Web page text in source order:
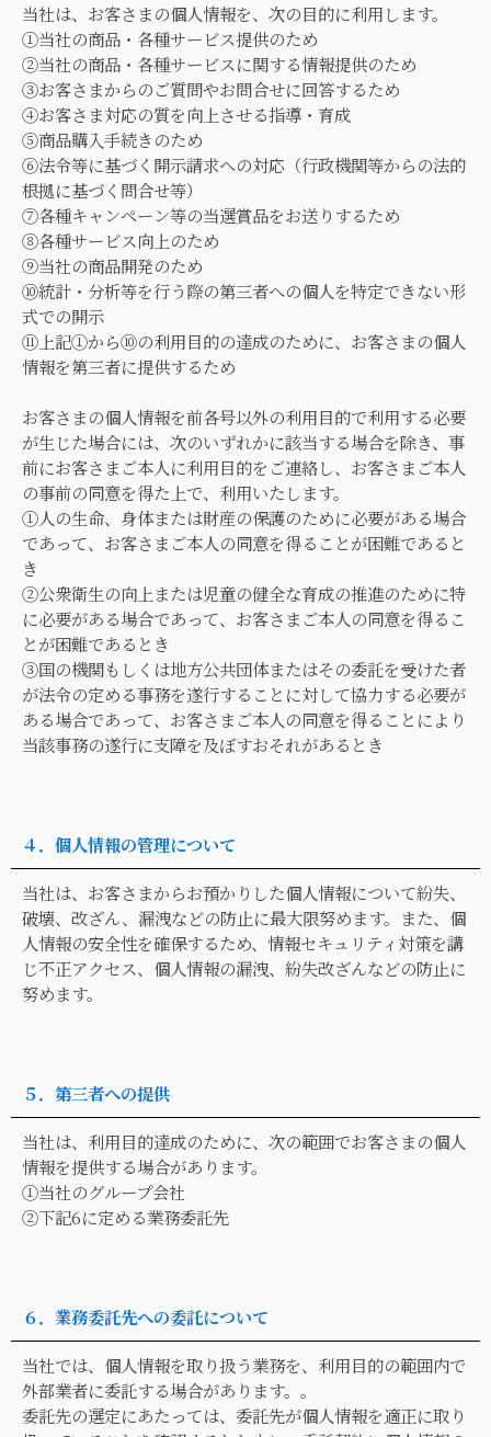
当社は、お客さまの個人情報を、次の目的に利用します。
①当社の商品・各種サービス提供のため
②当社の商品・各種サービスに関する情報提供のため
③お客さまからのご質問やお問合せに回答するため
④お客さま対応の質を向上させる指導・育成
⑤商品購入手続きのため
⑥法令等に基づく開示請求への対応（行政機関等からの法的
根拠に基づく問合せ等）
⑦各種キャンペーン等の当選賞品をお送りするため
⑧各種サービス向上のため
⑨当社の商品開発のため
⑩統計・分析等を行う際の第三者への個人を特定できない形
式での開示
⑪上記①から⑩の利用目的の達成のために、お客さまの個人
情報を第三者に提供するため
お客さまの個人情報を前各号以外の利用目的で利用する必要
が生じた場合には、次のいずれかに該当する場合を除き、事
前にお客さまご本人に利用目的をご連絡し、お客さまご本人
の事前の同意を得た上で、利用いたします。
①人の生命、身体または財産の保護のために必要がある場合
であって、お客さまご本人の同意を得ることが困難であると
き
②公衆衛生の向上または児童の健全な育成の推進のために特
に必要がある場合であって、お客さまご本人の同意を得るこ
とが困難であるとき
③国の機関もしくは地方公共団体またはその委託を受けた者
が法令の定める事務を遂行することに対して協力する必要が
ある場合であって、お客さまご本人の同意を得ることにより
当該事務の遂行に支障を及ぼすおそれがあるとき
４．個人情報の管理について
当社は、お客さまからお預かりした個人情報について紛失、
破壊、改ざん、漏洩などの防止に最大限努めます。また、個
人情報の安全性を確保するため、情報セキュリティ対策を講
じ不正アクセス、個人情報の漏洩、紛失改ざんなどの防止に
努めます。
５．第三者への提供
当社は、利用目的達成のために、次の範囲でお客さまの個人
情報を提供する場合があります。
①当社のグループ会社
②下記6に定める業務委託先
６．業務委託先への委託について
当社では、個人情報を取り扱う業務を、利用目的の範囲内で
外部業者に委託する場合があります。。
委託先の選定にあたっては、委託先が個人情報を適正に取り